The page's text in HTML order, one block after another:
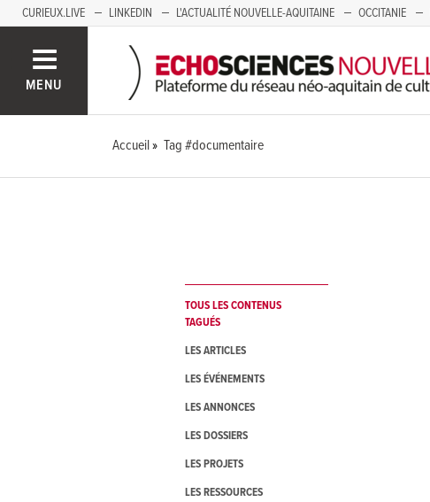
CURIEUX.LIVE LINKEDIN L'ACTUALITÉ NOUVELLE-AQUITAINE OCCITANIE
MENU
Accueil Tag #documentaire
TOUS LES CONTENUS
TAGUÉS
LES ARTICLES
LES ÉVÉNEMENTS
LES ANNONCES
LES DOSSIERS
LES PROJETS
LES RESSOURCES